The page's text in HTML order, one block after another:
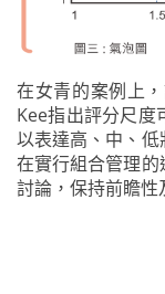
在女青的案例上
Kee指出評分尺度
以表達高、中、低
在實行組合管理
討論，保持前瞻性